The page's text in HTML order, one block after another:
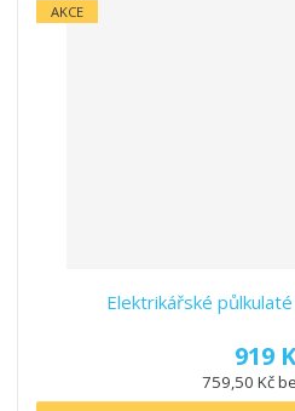
AKCE
Elektrikářské
919
759,50 Kč